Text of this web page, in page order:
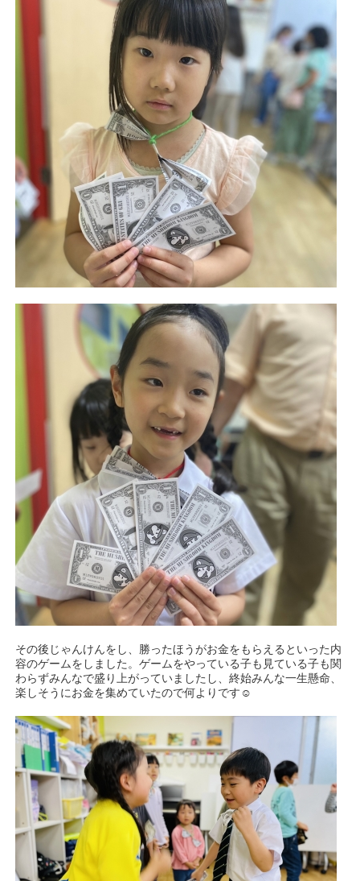
その後じゃんけんをし、勝ったほうがお金をもらえるといった内
容のゲームをしました。ゲームをやっている子も見ている子も関
わらずみんなで盛り上がっていましたし、終始みんな一生懸命、
楽しそうにお金を集めていたので何よりです☺️